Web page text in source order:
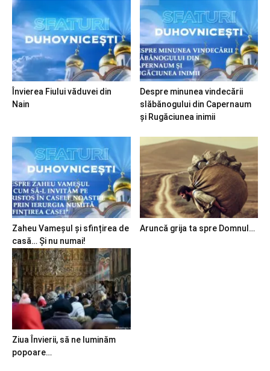
Învierea Fiului văduvei din
Nain
Despre minunea vindecării
slăbănogului din Capernaum
și Rugăciunea inimii
Zaheu Vameșul și sfințirea de
casă… Și nu numai!
Aruncă grija ta spre Domnul…
Ziua Învierii, să ne luminăm
popoare…